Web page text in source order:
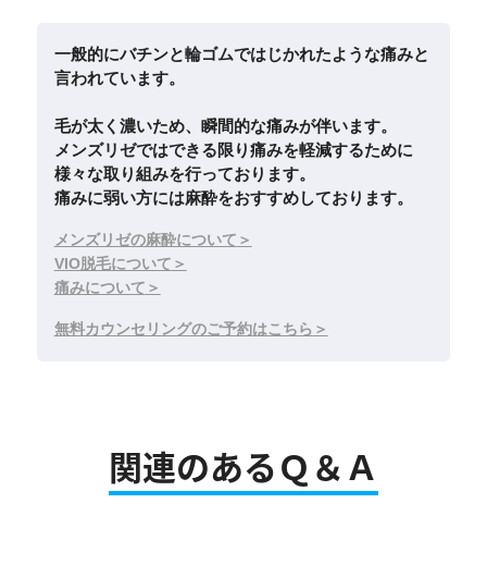
一般的にバチンと輪ゴムではじかれたような痛みと
言われています。
毛が太く濃いため、瞬間的な痛みが伴います。
メンズリゼではできる限り痛みを軽減するために
様々な取り組みを行っております。
痛みに弱い方には麻酔をおすすめしております。
メンズリゼの麻酔について
VIO脱毛について
痛みについて
無料カウンセリングのご予約はこちら
関連のあるＱ＆Ａ